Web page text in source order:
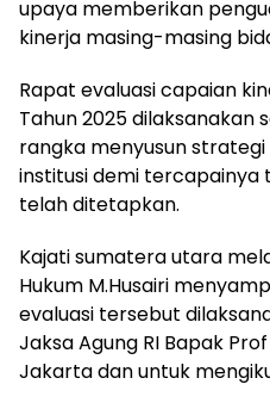
upaya memberikan
kinerja masing-masing
Rapat evaluasi capaian
Tahun 2025 dilaksanakan
rangka menyusun
institusi demi tercapainya
telah ditetapkan.
Kajati sumatera utara
Hukum M.Husairi
evaluasi tersebut
Jaksa Agung RI Bapak
Jakarta dan untuk